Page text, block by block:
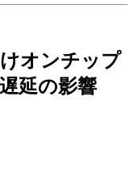
オンチップ
延の影響